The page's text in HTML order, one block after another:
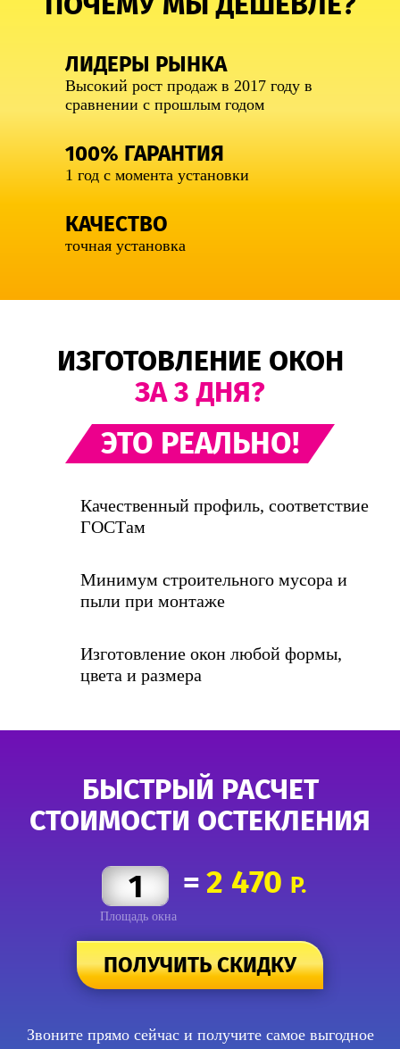
ЛИДЕРЫ РЫНКА
Высокий рост продаж в 2017 году в
сравнении с прошлым годом
100% ГАРАНТИЯ
1 год с момента установки
КАЧЕСТВО
точная установка
ИЗГОТОВЛЕНИЕ ОКОН
ЗА 3 ДНЯ?
ЭТО РЕАЛЬНО!
Качественный профиль, соответствие
ГОСТам
Минимум строительного мусора и
пыли при монтаже
Изготовление окон любой формы,
цвета и размера
БЫСТРЫЙ РАСЧЕТ
СТОИМОСТИ ОСТЕКЛЕНИЯ
Площадь окна
=2 470 Р.
ПОЛУЧИТЬ СКИДКУ
Звоните прямо сейчас и получите самое выгодное